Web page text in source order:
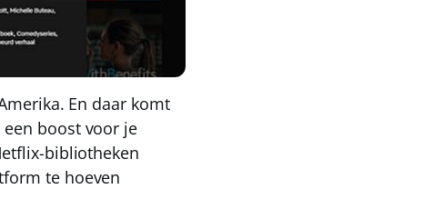
. En daar komt
boost voor je
bibliotheken
te hoeven